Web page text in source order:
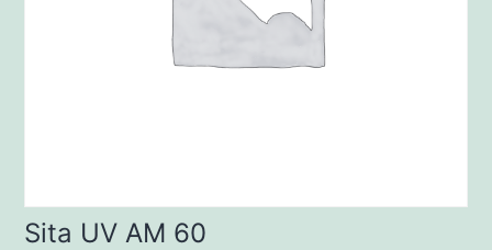
Sita UV AM 60